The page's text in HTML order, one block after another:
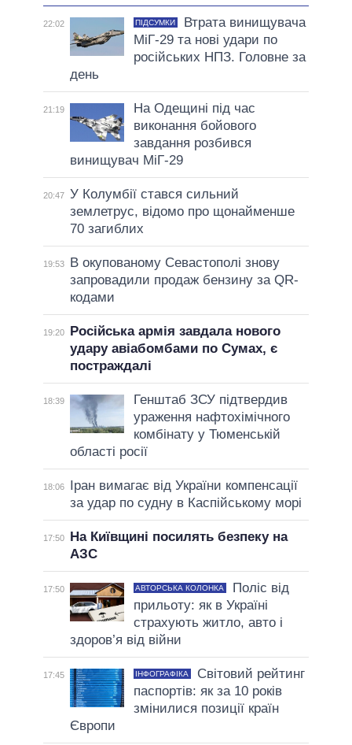
22:02 ПІДСУМКИ
Втрата винищувача
МіГ-29 та нові удари по
російських НПЗ. Головне за
день
21:19
На Одещині під час
виконання бойового
завдання розбився
винищувач МіГ-29
20:47 У Колумбії стався сильний
землетрус, відомо про щонайменше
70 загиблих
19:53
В окупованому Севастополі знову
запровадили продаж бензину за QR-
кодами
19:20
Російська армія завдала нового
удару авіабомбами по Сумах, є
постраждалі
18:39
Генштаб ЗСУ підтвердив
ураження нафтохімічного
комбінату у Тюменській
області росії
18:06
Іран вимагає від України компенсації
за удар по судну в Каспійському морі
17:50
На Київщині посилять безпеку на
АЗС
17:50 АВТОРСЬКА КОЛОНКА
Поліс від
прильоту: як в Україні
страхують житло, авто і
здоров’я від війни
17:45 ІНФОГРАФІКА
Світовий рейтинг
паспортів: як за 10 років
змінилися позиції країн
Європи